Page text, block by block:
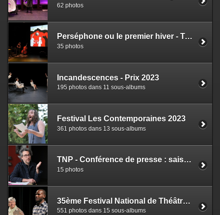
62 photos
Perséphone ou le premier hiver - Trio Nouk's
35 photos
Incandescences - Prix 2023
195 photos dans 11 sous-albums
Festival Les Contemporaines 2023
361 photos dans 13 sous-albums
TNP - Conférence de presse : saison 23 24
15 photos
35ème Festival National de Théâtre Contemporain Amateur
551 photos dans 15 sous-albums